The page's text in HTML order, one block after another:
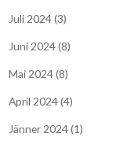
Juli 2024(3)
Juni 2024(8)
Mai 2024(8)
April 2024(4)
Jänner 2024(1)